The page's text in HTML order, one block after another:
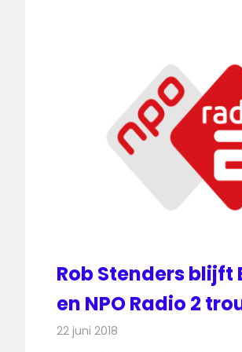
Rob Stenders blijft
en NPO Radio 2
22 juni 2018